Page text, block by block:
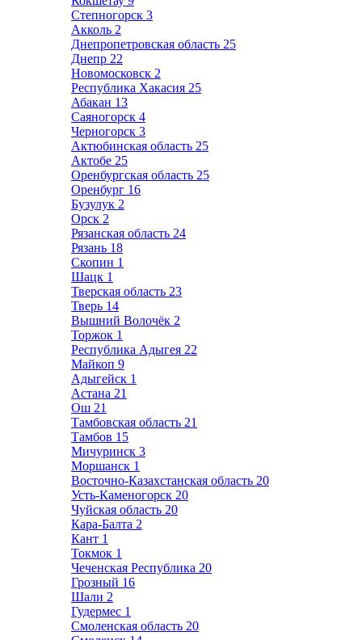
Степногорск 3
Акколь 2
Днепропетровская область 25
Днепр 22
Новомосковск 2
Республика Хакасия 25
Абакан 13
Саяногорск 4
Черногорск 3
Актюбинская область 25
Актобе 25
Оренбургская область 25
Оренбург 16
Бузулук 2
Орск 2
Рязанская область 24
Рязань 18
Скопин 1
Шацк 1
Тверская область 23
Тверь 14
Вышний Волочёк 2
Торжок 1
Республика Адыгея 22
Майкоп 9
Адыгейск 1
Астана 21
Ош 21
Тамбовская область 21
Тамбов 15
Мичуринск 3
Моршанск 1
Восточно-Казахстанская область 20
Усть-Каменогорск 20
Чуйская область 20
Кара-Балта 2
Кант 1
Токмок 1
Чеченская Республика 20
Грозный 16
Шали 2
Гудермес 1
Смоленская область 20